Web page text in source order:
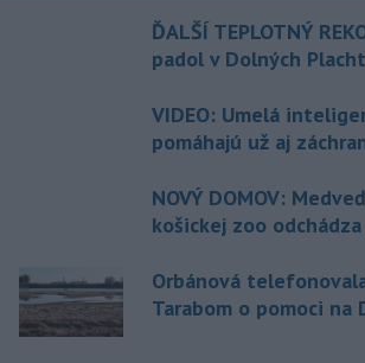
ĎALŠÍ TEPLOTNÝ
padol v Dolných
VIDEO: Umelá
pomáhajú už aj
NOVÝ DOMOV:
košickej zoo
Orbánová
Tarabom o pomoci na